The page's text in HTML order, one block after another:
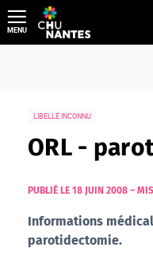
Aller
au
contenu
MENU
LIBELLÉ INCONNU
ORL -
PUBLIÉ LE 18 JUIN 2008 –
Informations
parotidectomie.